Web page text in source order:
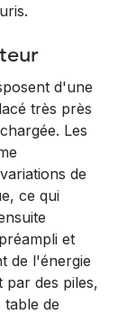
d'une
très près
Les
de
ce qui
et
de l'énergie
des piles,
de